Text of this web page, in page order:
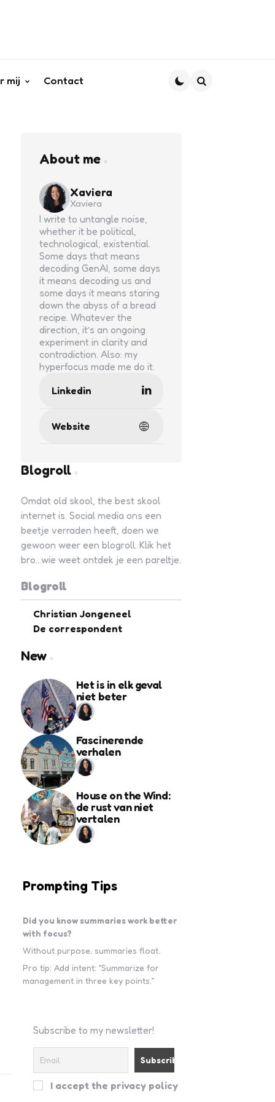
mij Contact
About me
Xaviera
Xaviera
I write to untangle noise,
whether it be political,
technological, existential.
Some days that means
decoding GenAI, some days
it means decoding us and
some days it means staring
down the abyss of a bread
recipe. Whatever the
direction, it’s an ongoing
experiment in clarity and
contradiction. Also: my
hyperfocus made me do it.
Linkedin
Website
Blogroll
Omdat old skool, the best skool
internet is. Social media ons een
beetje verraden heeft, doen we
gewoon weer een blogroll. Klik het
bro...wie weet ontdek je een pareltje.
Blogroll
Christian Jongeneel
De correspondent
New
Het is in elk geval
niet beter
Fascinerende
verhalen
House on the Wind:
de rust van niet
vertalen
Prompting Tips
Did you know summaries work better
with focus?
Without purpose, summaries float.
Pro tip: Add intent: “Summarize for
management in three key points.”
Subscribe to my newsletter!
I accept the privacy policy